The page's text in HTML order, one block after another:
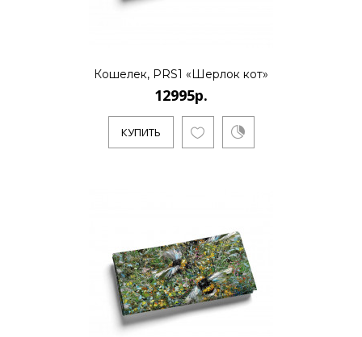
12995р.
12995р.
Кошелек, PRS1 «Шерлок кот»
12995р.
КУПИТЬ